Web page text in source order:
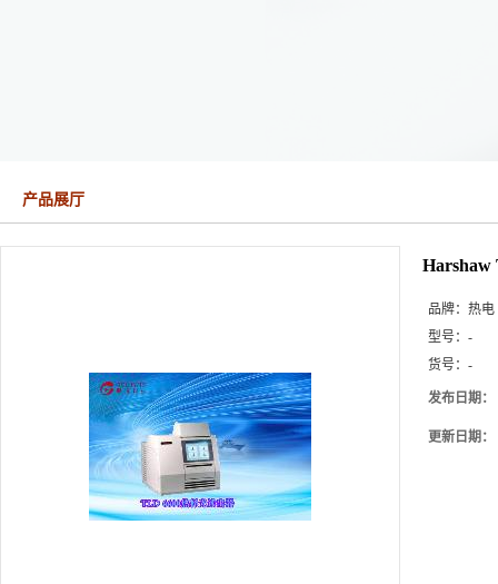
产品展厅
Harshaw
品牌： 热电
型号： -
货号： -
发布日期：
更新日期：